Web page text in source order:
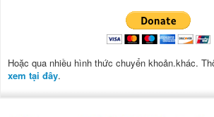
Hoặc qua nhiều hình thức chuyển khoản.khác.
xem tại đây.